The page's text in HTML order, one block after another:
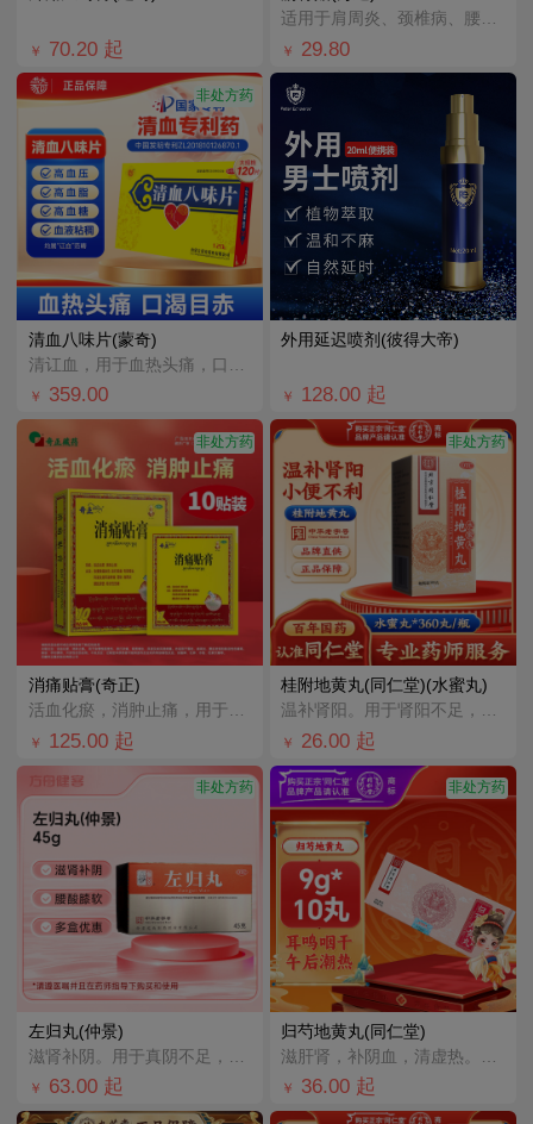
￥ 70.20 起 ￥ 29.80
非处方药
清血八味片(蒙奇)
￥ 359.00
外用延迟喷剂(彼得大帝)
￥ 128.00 起
非处方药
消痛贴膏(奇正)
￥ 125.00 起
非处方药
桂附地黄丸(同仁堂)(水蜜丸)
￥ 26.00 起
非处方药
左归丸(仲景)
￥ 63.00 起
非处方药
归芍地黄丸(同仁堂)
￥ 36.00 起